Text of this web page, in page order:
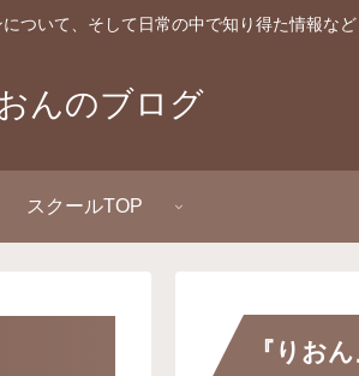
ついて、そして日常の中で知り得た情報な
んのブログ
スクールTOP
『りお